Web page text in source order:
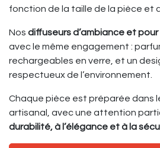
fonction de la taille de la pièce et
Nos diffuseurs d’ambiance et
avec le même engagement :
rechargeables en verre, et un
respectueux de l’environnement.
Chaque pièce est préparée dans
artisanal, avec une attention
durabilité, à l’élégance et à la